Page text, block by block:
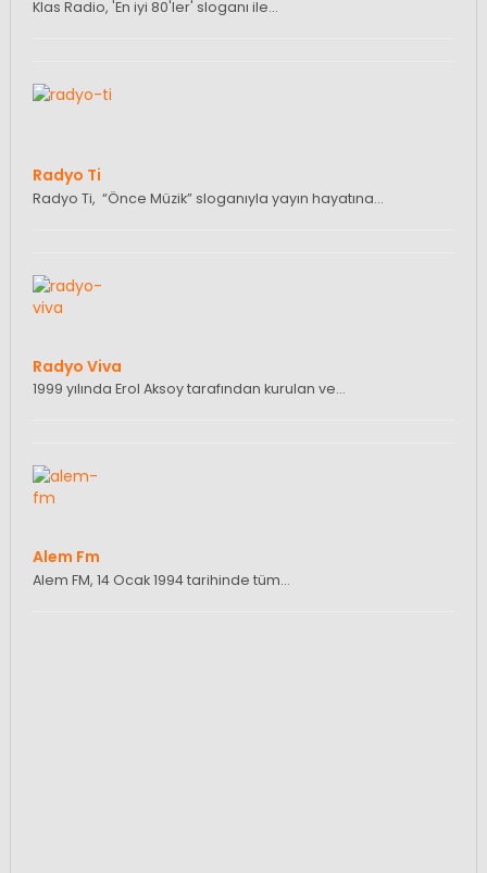
Klas Radio, 'En iyi 80'ler' sloganı ile…
Radyo Ti
Radyo Ti, “Önce Müzik” sloganıyla yayın hayatına…
Radyo Viva
1999 yılında Erol Aksoy tarafından kurulan ve…
Alem Fm
Alem FM, 14 Ocak 1994 tarihinde tüm…